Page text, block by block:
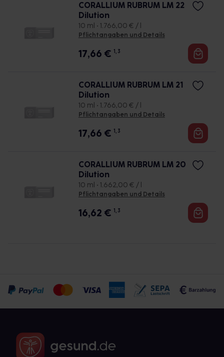
CORALLIUM RUBRUM LM 22
Dilution
10 ml • 1.766,00 € / l
Pflichtangaben und Details
17,66 € 1, 3
CORALLIUM RUBRUM LM 21
Dilution
10 ml • 1.766,00 € / l
Pflichtangaben und Details
17,66 € 1, 3
CORALLIUM RUBRUM LM 20
Dilution
10 ml • 1.662,00 € / l
Pflichtangaben und Details
16,62 € 1, 3